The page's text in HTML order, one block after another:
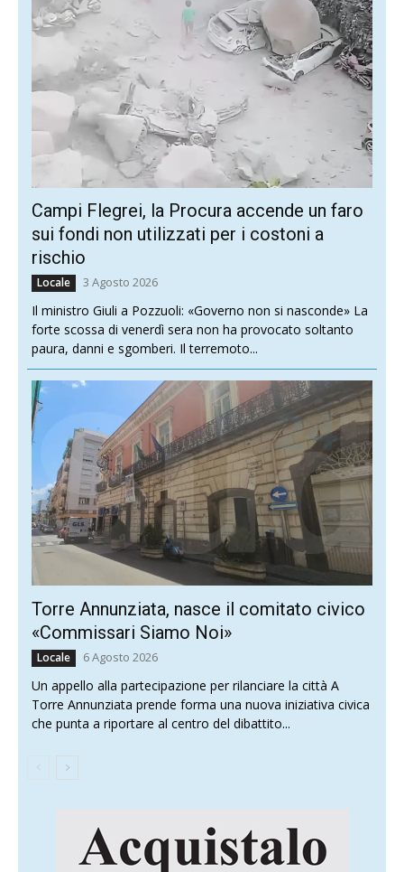
Campi Flegrei, la Procura accende un faro
sui fondi non utilizzati per i costoni a
rischio
Locale 3 Agosto 2026
Il ministro Giuli a Pozzuoli: «Governo non si nasconde» La
forte scossa di venerdì sera non ha provocato soltanto
paura, danni e sgomberi. Il terremoto...
Torre Annunziata, nasce il comitato civico
«Commissari Siamo Noi»
Locale 6 Agosto 2026
Un appello alla partecipazione per rilanciare la città A
Torre Annunziata prende forma una nuova iniziativa civica
che punta a riportare al centro del dibattito...